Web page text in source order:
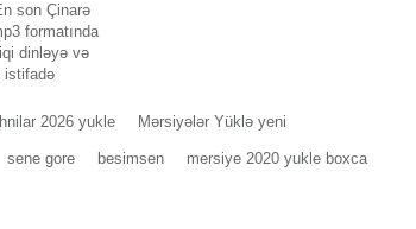
son Çinarə
formatında
dinləyə və
istifadə
2026 yukle Mərsiyələr Yüklə yeni
sene gore besimsen mersiye 2020 yukle boxca